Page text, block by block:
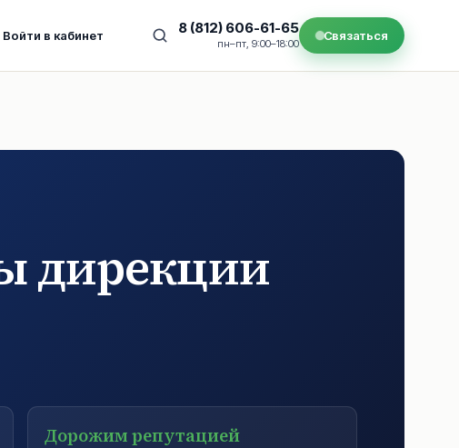
Войти в кабинет 8 (812) 606-61-65
пн–пт, 9:00–18:00
Связаться
дирекции
Дорожим репутацией